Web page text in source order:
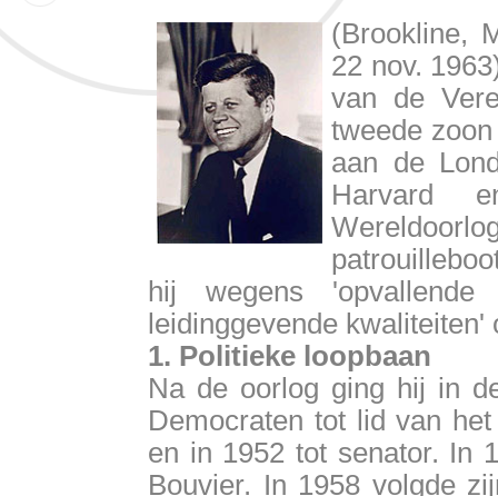
(Brookline,
22 nov.
van de
tweede
aan de
Harvard
hij wegens 'opvallende
leidinggevende kwaliteiten'
1. Politieke loopbaan
Na de oorlog ging hij in
Democraten tot lid van
en in 1952 tot senator. In
Bouvier. In 1958 volgde